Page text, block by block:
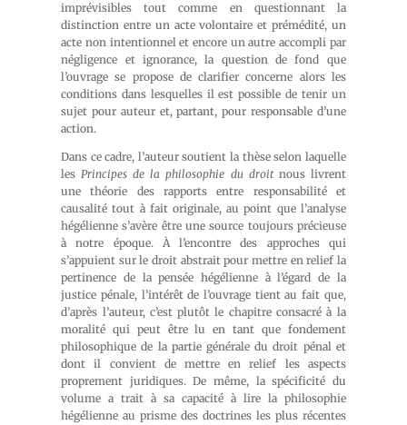
imprévisibles tout comme en questionnant la
distinction entre un acte volontaire et prémédité, un
acte non intentionnel et encore un autre accompli par
négligence et ignorance, la question de fond que
l’ouvrage se propose de clarifier concerne alors les
conditions dans lesquelles il est possible de tenir un
sujet pour auteur et, partant, pour responsable d’une
action.
Dans ce cadre, l’auteur soutient la thèse selon laquelle
lesPrincipes de la philosophie du droitnous livrent
une théorie des rapports entre responsabilité et
causalité tout à fait originale, au point que l’analyse
hégélienne s’avère être une source toujours précieuse
à notre époque. À l’encontre des approches qui
s’appuient sur le droit abstrait pour mettre en relief la
pertinence de la pensée hégélienne à l’égard de la
justice pénale, l’intérêt de l’ouvrage tient au fait que,
d’après l’auteur, c’est plutôt le chapitre consacré à la
moralité qui peut être lu en tant que fondement
philosophique de la partie générale du droit pénal et
dont il convient de mettre en relief les aspects
proprement juridiques. De même, la spécificité du
volume a trait à sa capacité à lire la philosophie
hégélienne au prisme des doctrines les plus récentes